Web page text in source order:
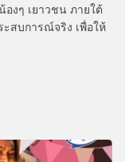
องๆ เยาวชน ภายใต้
สบการณ์จริง เพื่อให้